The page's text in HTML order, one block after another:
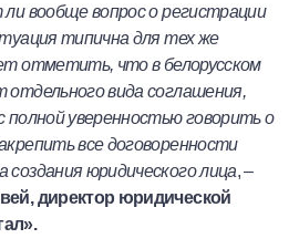
вообще вопрос о регистрации
типична для тех же
отметить, что в белорусском
отдельного вида соглашения,
полной уверенностью говорить о
все договоренности
юридического лица, –
директор юридической
.